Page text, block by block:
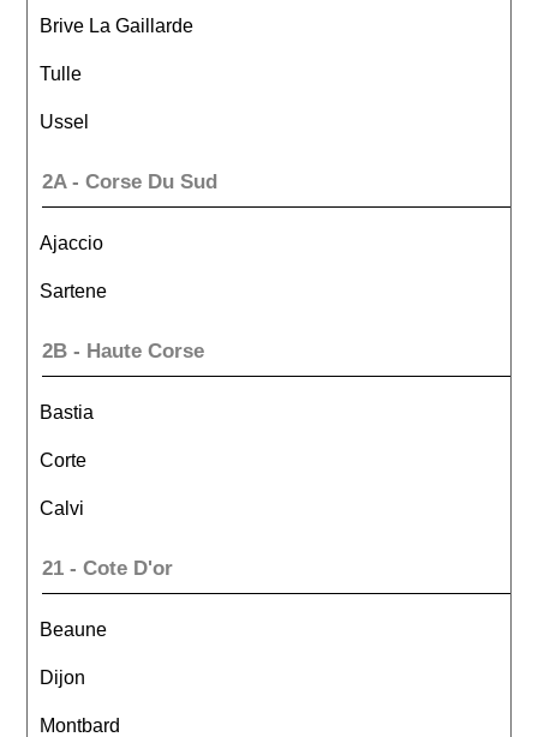
Brive La Gaillarde
Tulle
Ussel
2A - Corse Du Sud
Ajaccio
Sartene
2B - Haute Corse
Bastia
Corte
Calvi
21 - Cote D'or
Beaune
Dijon
Montbard